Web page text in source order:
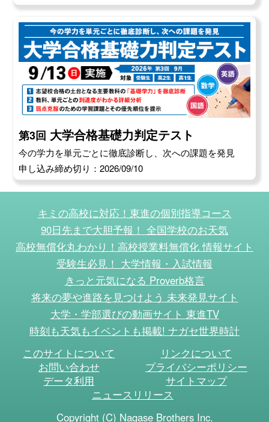
第3回 大学合格基礎力判定テスト
今の学力を単元ごとに徹底診断し、次への課題を発見
申し込み締め切り：2026/09/10
キミの高校に対応！東進の個別指導コース
90日先まで大胆予報！ 全国学校のお天気
高校無償化丸わかり！高校授業料無償化 情報サイト
受験生必見！ 大学情報・入試情報
きっと元気になる Proverb格言
将来の夢や進路を見つけよう 未来発見サイト
大学・学部選びの動画サイト 東進TV
時刻も天気もイベントも掲載! ナガセ世界時計
このサイトについて
リンクについて
お問い合わせ
プライバシーポリシー
データ利用
サイトマップ
ニュースリリース
Copyright (C) Nagase Brothers Inc.